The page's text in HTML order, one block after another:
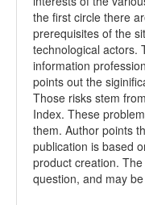
the first circle there
prerequisites of the
technological
information
points out the
Those risks stem
Index. These
them. Author points
publication is based
product creation. The
question, and may